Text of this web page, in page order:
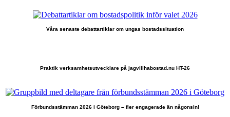
Våra senaste debattartiklar om ungas bostadssituation
Praktik verksamhetsutvecklare på jagvillhabostad.nu HT-26
Förbundsstämman 2026 i Göteborg – fler engagerade än någonsin!